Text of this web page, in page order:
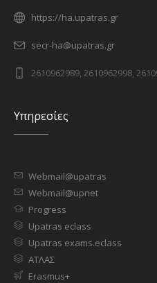
https://ha.upatras.gr
secr-ha@upatras.gr
2610962989, 2610962998,
Υπηρεσίες
Webmail@upatras
Webmail@upnet
Progress
Upatras eclass
Upatras exams.eclass
ΑΤΛΑΣ
Erasmus+